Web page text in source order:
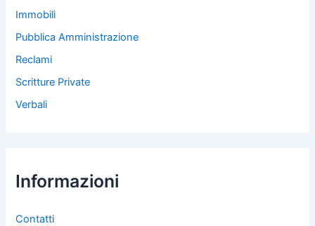
Immobili
Pubblica Amministrazione
Reclami
Scritture Private
Verbali
Informazioni
Contatti